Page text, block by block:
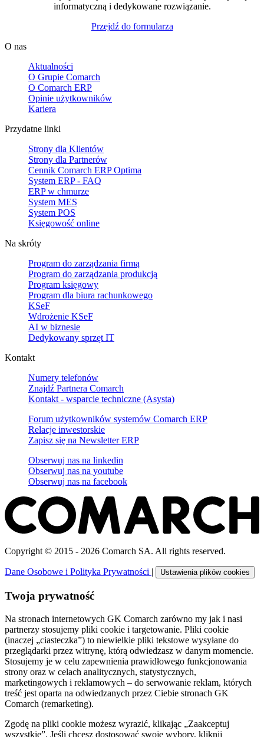
informatyczną i dedykowane rozwiązanie.
Przejdź do formularza
O nas
Aktualności
O Grupie Comarch
O Comarch ERP
Opinie użytkowników
Kariera
Przydatne linki
Strony dla Klientów
Strony dla Partnerów
Cennik Comarch ERP Optima
System ERP - FAQ
ERP w chmurze
System MES
System POS
Księgowość online
Na skróty
Program do zarządzania firmą
Program do zarządzania produkcją
Program księgowy
Program dla biura rachunkowego
KSeF
Wdrożenie KSeF
AI w biznesie
Dedykowany sprzęt IT
Kontakt
Numery telefonów
Znajdź Partnera Comarch
Kontakt - wsparcie techniczne (Asysta)
Forum użytkowników systemów Comarch ERP
Relacje inwestorskie
Zapisz się na Newsletter ERP
Obserwuj nas na linkedin
Obserwuj nas na youtube
Obserwuj nas na facebook
Copyright © 2015 - 2026 Comarch SA. All rights reserved.
Dane Osobowe i Polityka Prywatności | Ustawienia plików cookies
Twoja prywatność
Na stronach internetowych GK Comarch zarówno my jak i nasi
partnerzy stosujemy pliki cookie i targetowanie. Pliki cookie
(inaczej „ciasteczka”) to niewielkie pliki tekstowe wysyłane do
przeglądarki przez witrynę, którą odwiedzasz w danym momencie.
Stosujemy je w celu zapewnienia prawidłowego funkcjonowania
strony oraz w celach analitycznych, statystycznych,
marketingowych i reklamowych – do serwowanie reklam, których
treść jest oparta na odwiedzanych przez Ciebie stronach GK
Comarch (remarketing).
Zgodę na pliki cookie możesz wyrazić, klikając „Zaakceptuj
wszystkie”. Jeśli chcesz dostosować swoje wybory, kliknij